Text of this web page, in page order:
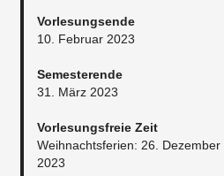
Vorlesungsende
10. Februar 2023
Semesterende
31. März 2023
Vorlesungsfreie Zeit
Weihnachtsferien: 26.
2023